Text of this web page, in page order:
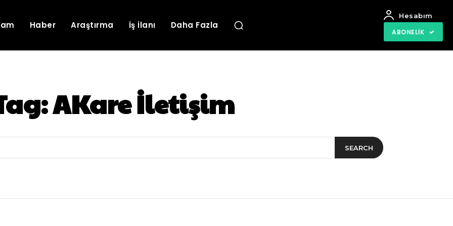
Haber Araştırma İş İlanı Daha Fazla
Hesabım
ABONELIK
AKare İletişim
SEARCH